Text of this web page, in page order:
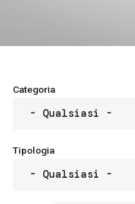
Categoria
Tipologia